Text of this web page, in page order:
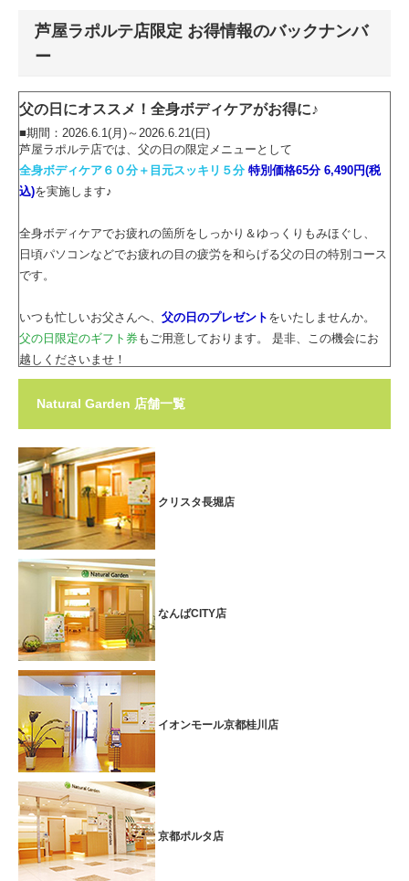
芦屋ラポルテ店限定 お得情報のバックナンバ
ー
父の日にオススメ！全身ボディケアがお得に♪
■期間：2026.6.1(月)～2026.6.21(日)
芦屋ラポルテ店では、父の日の限定メニューとして
全身ボディケア６０分＋目元スッキリ５分 特別価格65分 6,490円(税
込)を実施します♪
全身ボディケアでお疲れの箇所をしっかり＆ゆっくりもみほぐし、
日頃パソコンなどでお疲れの目の疲労を和らげる父の日の特別コース
です。
いつも忙しいお父さんへ、 父の日のプレゼント をいたしませんか。
父の日限定のギフト券もご用意しております。 是非、この機会にお
越しくださいませ！
母の日特別メニューがお得に受けられます♪
プチトータルケアコース60分
※下記のメニューから30分×2メニューお選びいただけます。
【 部分ボディケア／部分アロマオイルトリートメント／フェイシャ
ルエステ／フットケア 】
※上記のコースには、メニュー切替り時のお着換えと準備等の時間が
含まれます。
いつも忙しいお母さんへ、
母の日限定のギフト券もご用意しております。 是非、この機会にお
越しくださいませ！
とっておきのご褒美に！Xmasスペシャルプラン☆
■期間：2025.12.1(月)～2025.12.25(木)
芦屋ラポルテ店では、
ローズオイルトリートメント60分+ドライヘッドスパ10分
7,500円(税込8,250円)を実施しております♪
ローズの贅沢な香りに包まれ、ゆったりとしたリラックスタイムを過
ごしませんか♪詳細はコチラ
いつも頑張っているお父さんへ！父の日限定コース！
Natural Garden 店舗一覧
クリスタ長堀店
なんばCITY店
イオンモール京都桂川店
京都ポルタ店